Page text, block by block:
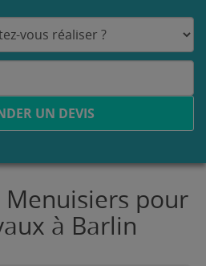
UN DEVIS
Menuisiers pour
à Barlin